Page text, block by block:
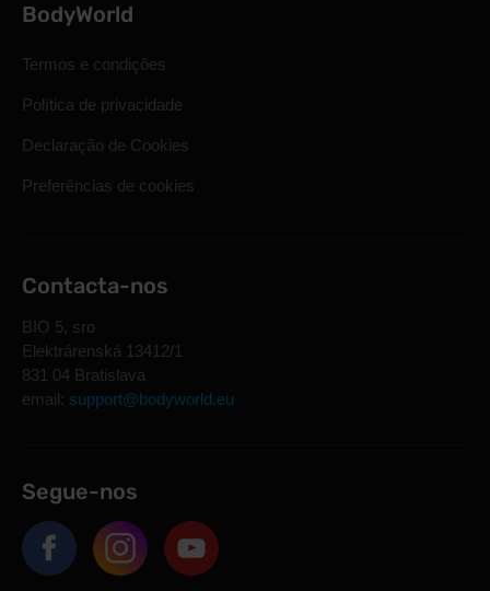
BodyWorld
Termos e condições
Política de privacidade
Declaração de Cookies
Preferências de cookies
Contacta-nos
BIO 5, sro
Elektrárenská 13412/1
831 04 Bratislava
email: support@bodyworld.eu
Segue-nos